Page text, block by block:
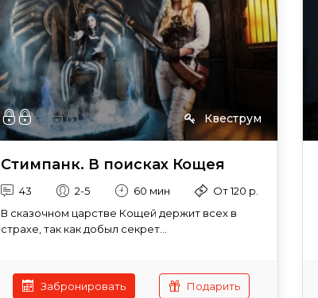
Квеструм
Стимпанк. В поисках Кощея
43 2-5 60 мин
От 120 р.
В сказочном царстве Кощей держит всех в
страхе, так как добыл секрет...
Забронировать Подарить